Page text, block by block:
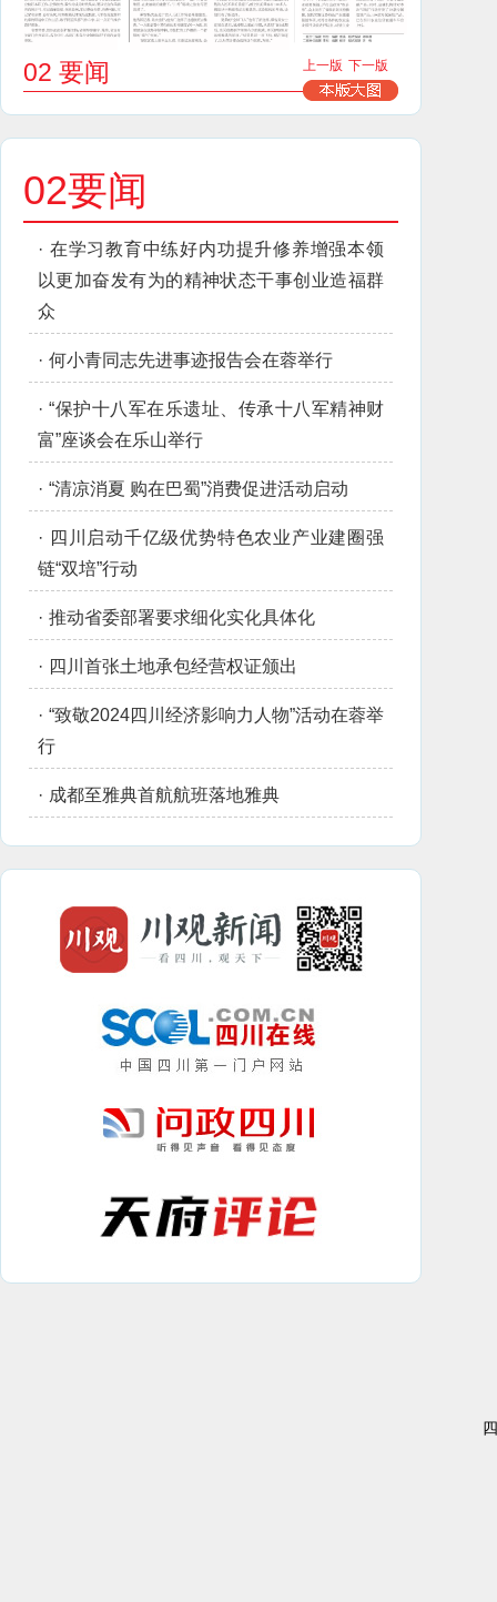
02 要闻 上一版 下一版
02要闻
· 在学习教育中练好内功提升修养增强本领
以更加奋发有为的精神状态干事创业造福群
众
· 何小青同志先进事迹报告会在蓉举行
· “保护十八军在乐遗址、传承十八军精神财
富”座谈会在乐山举行
· “清凉消夏 购在巴蜀”消费促进活动启动
· 四川启动千亿级优势特色农业产业建圈强
链“双培”行动
· 推动省委部署要求细化实化具体化
· 四川首张土地承包经营权证颁出
· “致敬2024四川经济影响力人物”活动在蓉举
行
· 成都至雅典首航航班落地雅典